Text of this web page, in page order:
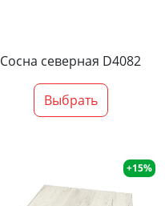
Сосна северная D4082
Выбрать
+15%